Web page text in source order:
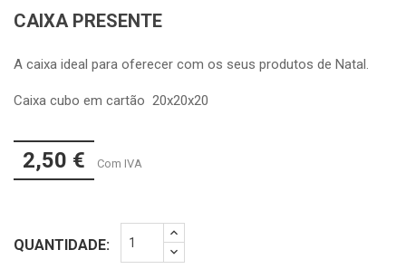
CAIXA PRESENTE
A caixa ideal para oferecer com os seus produtos de Natal.
Caixa cubo em cartão 20x20x20
2,50 € Com IVA
QUANTIDADE: